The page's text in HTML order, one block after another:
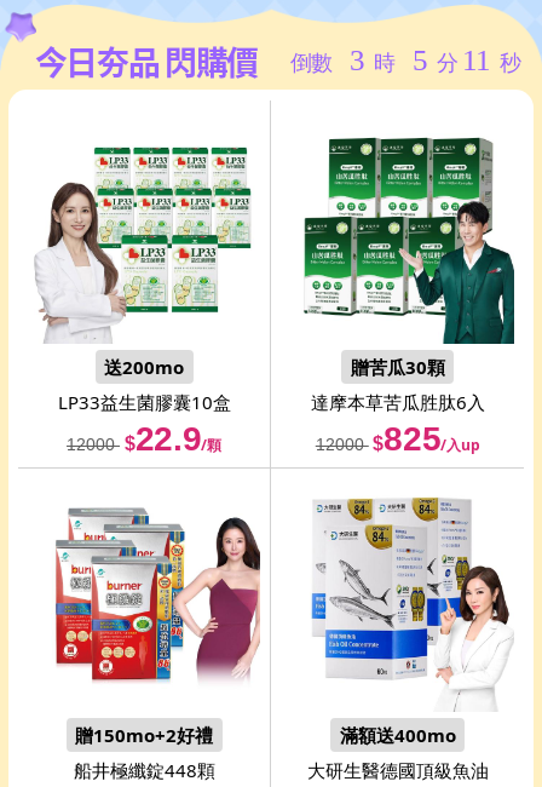
今日夯品 閃購價 倒數 3 時 5 分 8 秒
送200mo
LP33益生菌膠囊10盒
12000 $22.9/顆
贈苦瓜30顆
達摩本草苦瓜胜肽6入
12000 $825/入up
贈150mo+2好禮
船井極纖錠448顆
滿額送400mo
大研生醫德國頂級魚油